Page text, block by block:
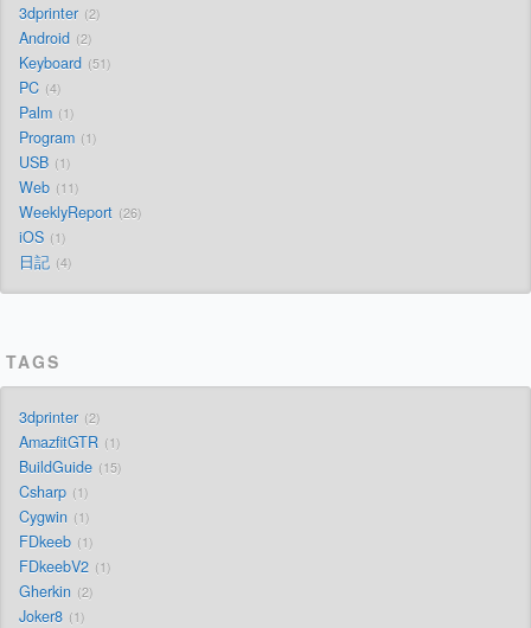
3dprinter 2
Android 2
Keyboard 51
PC 4
Palm 1
Program 1
USB 1
Web 11
WeeklyReport 26
iOS 1
日記 4
TAGS
3dprinter 2
AmazfitGTR 1
BuildGuide 15
Csharp 1
Cygwin 1
FDkeeb 1
FDkeebV2 1
Gherkin 2
Joker8 1